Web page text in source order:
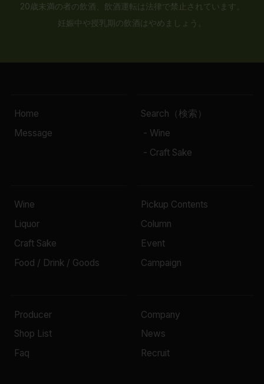
20歳未満の者の飲酒、飲酒運転は法律で禁止されています。
妊娠中や授乳期の飲酒はやめましょう。
Home
Message
Search（検索）
- Wine
- Craft Sake
Wine
Liquor
Craft Sake
Food / Drink / Goods
Pickup Contents
Column
Event
Campaign
Producer
Shop List
Faq
Company
News
Recruit